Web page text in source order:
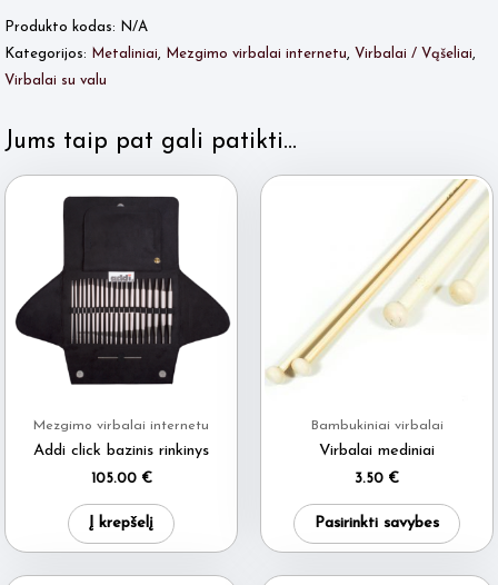
su
valu
Produkto kodas:
N/A
Kategorijos:
Metaliniai, Mezgimo virbalai internetu, Virbalai / Vąšeliai,
Virbalai su valu
Jums taip pat gali patikti…
Mezgimo virbalai internetu
Addi click bazinis rinkinys
105.00 €
Į krepšelį
Bambukiniai virbalai
Virbalai mediniai
3.50 €
Pasirinkti savybes